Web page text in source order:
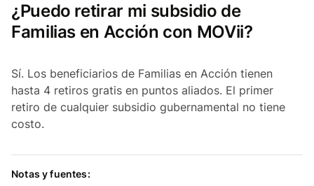
¿Puedo retirar mi subsidio de
Familias en Acción con MOVii?
Sí. Los beneficiarios de Familias en Acción tienen
hasta 4 retiros gratis en puntos aliados. El primer
retiro de cualquier subsidio gubernamental no tiene
costo.
Notas y fuentes: